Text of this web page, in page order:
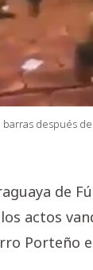
después
de
actos
Porteño